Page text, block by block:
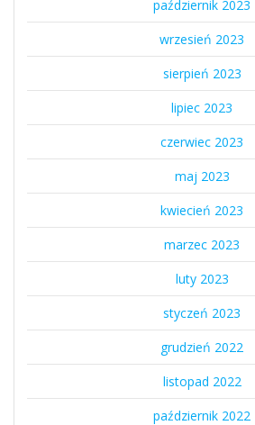
październik 2023
wrzesień 2023
sierpień 2023
lipiec 2023
czerwiec 2023
maj 2023
kwiecień 2023
marzec 2023
luty 2023
styczeń 2023
grudzień 2022
listopad 2022
październik 2022